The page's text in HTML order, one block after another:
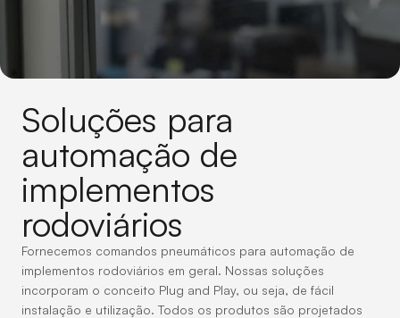
Soluções para
automação de
implementos
rodoviários
Fornecemos comandos pneumáticos para automação de
implementos rodoviários em geral. Nossas soluções
incorporam o conceito Plug and Play, ou seja, de fácil
instalação e utilização. Todos os produtos são projetados